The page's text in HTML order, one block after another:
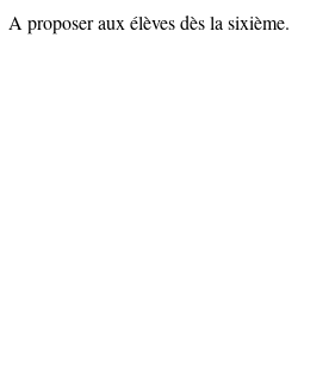
A proposer aux élèves dès la sixième.